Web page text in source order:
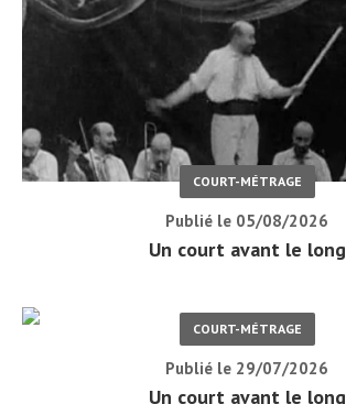
COURT-MÉTRAGE
Publié le 05/08/2026
Un court avant le long
COURT-MÉTRAGE
Publié le 29/07/2026
Un court avant le long